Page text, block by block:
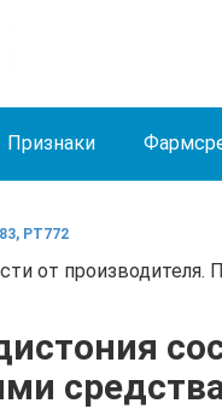
Признаки
РТ772
от